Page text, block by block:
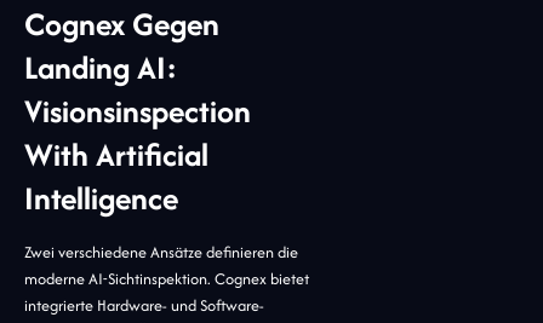
Cognex Gegen
Landing AI:
Visionsinspection
With Artificial
Intelligence
Zwei verschiedene Ansätze definieren die
moderne AI-Sichtinspektion. Cognex bietet
integrierte Hardware- und Software-